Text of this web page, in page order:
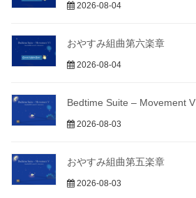
2026-08-04
おやすみ組曲第六楽章
2026-08-04
Bedtime Suite – Movement V
2026-08-03
おやすみ組曲第五楽章
2026-08-03